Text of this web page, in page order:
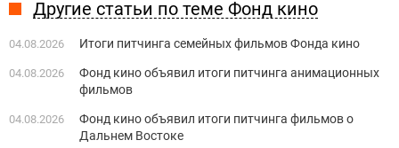
Другие статьи по теме Фонд кино
04.08.2026 Итоги питчинга семейных фильмов Фонда кино
04.08.2026
Фонд кино объявил итоги питчинга анимационных
фильмов
04.08.2026
Фонд кино объявил итоги питчинга фильмов о
Дальнем Востоке